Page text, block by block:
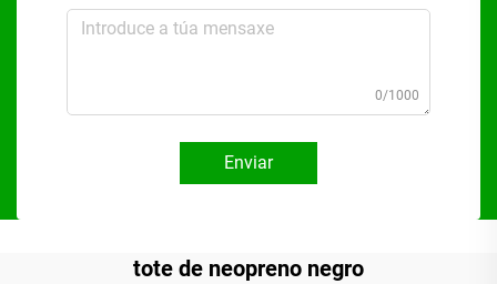
0/1000
Enviar
tote de neopreno negro